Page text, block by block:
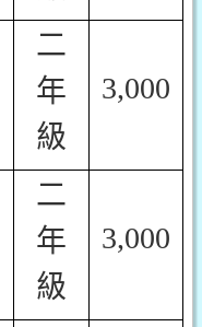
二
年
級
3,000
二
年
級
3,000